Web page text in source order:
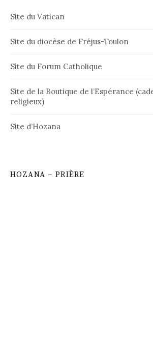
Site du Vatican
Site du diocèse de Fréjus-Toulon
Site du Forum Catholique
Site de la Boutique de l’Espérance
religieux)
Site d’Hozana
HOZANA – PRIÈRE